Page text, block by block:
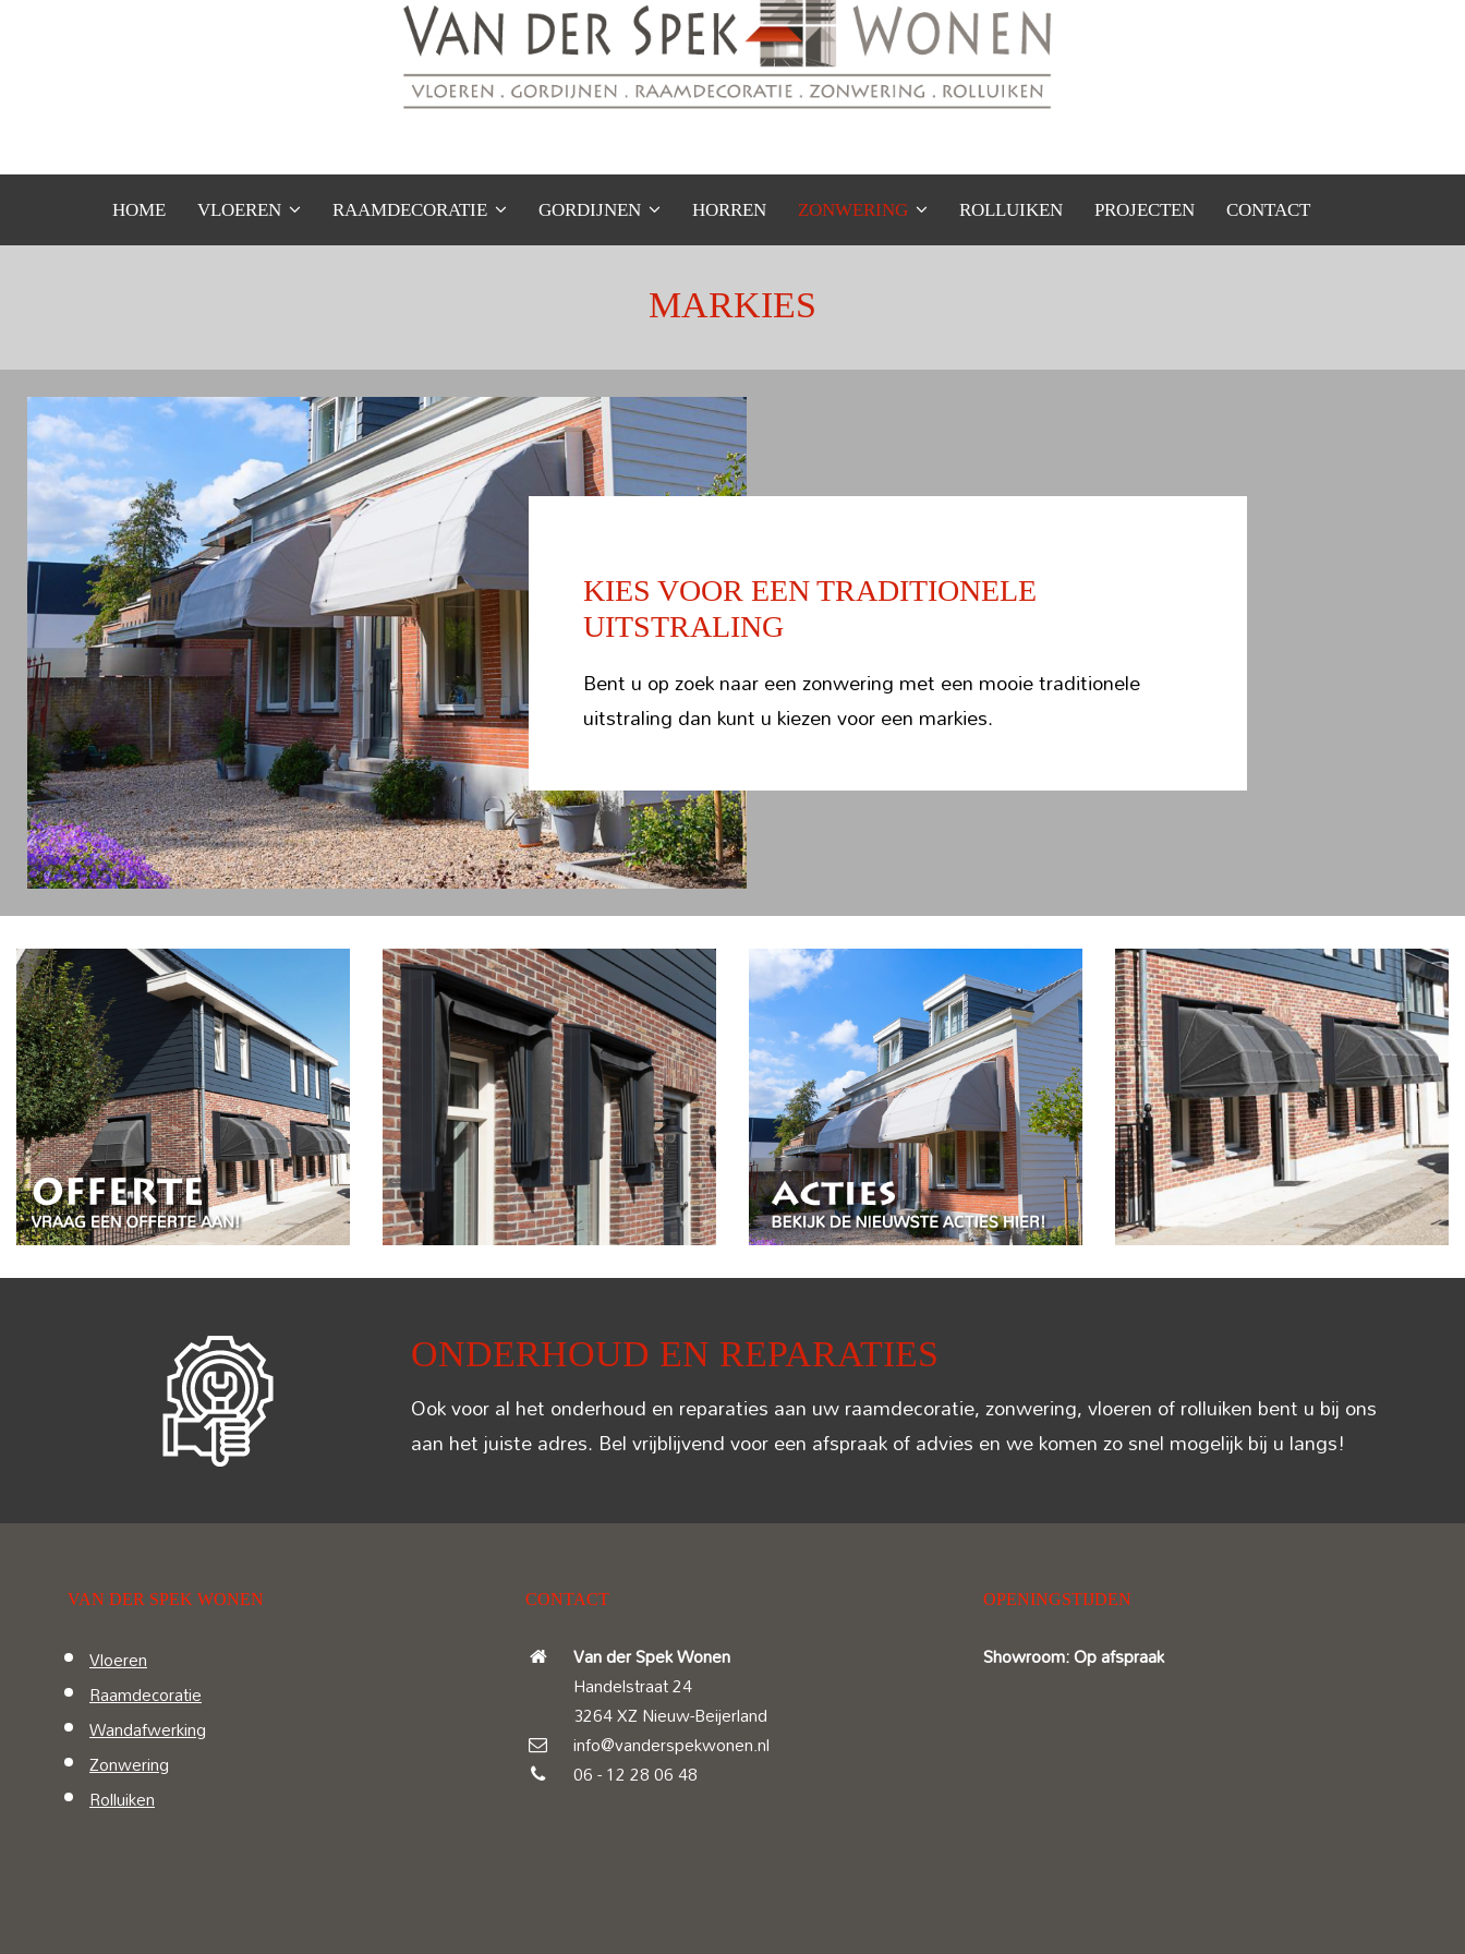
HOME VLOEREN RAAMDECORATIE GORDIJNEN HORREN ZONWERING ROLLUIKEN PROJECTEN CONTACT
MARKIES
KIES VOOR EEN TRADITIONELE
UITSTRALING
Bent u op zoek naar een zonwering met een mooie traditionele
uitstraling dan kunt u kiezen voor een markies.
ONDERHOUD EN REPARATIES
Ook voor al het onderhoud en reparaties aan uw raamdecoratie, zonwering, vloeren of rolluiken bent u bij ons
aan het juiste adres. Bel vrijblijvend voor een afspraak of advies en we komen zo snel mogelijk bij u langs!
VAN DER SPEK WONEN
Vloeren
Raamdecoratie
Wandafwerking
Zonwering
Rolluiken
CONTACT
Van der Spek Wonen
Handelstraat 24
3264 XZ Nieuw-Beijerland
info@vanderspekwonen.nl
06 - 12 28 06 48
OPENINGSTIJDEN
Showroom: Op afspraak